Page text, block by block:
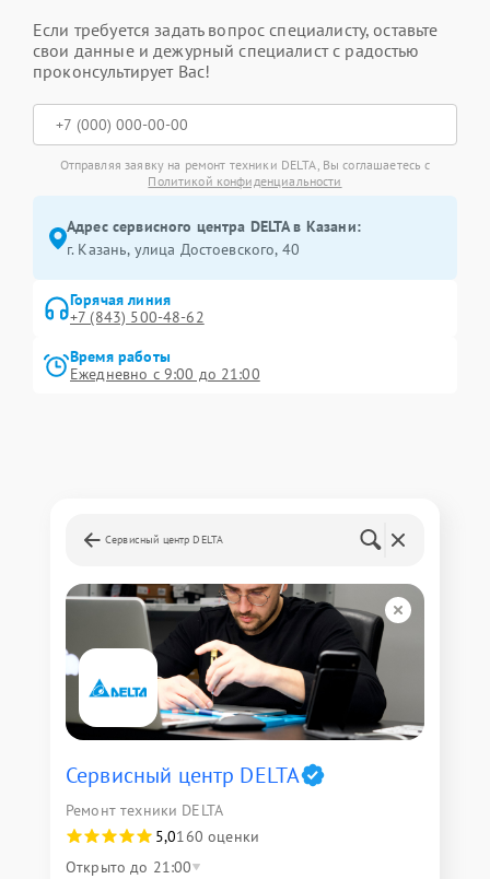
Если требуется задать вопрос специалисту, оставьте
свои данные и дежурный специалист с радостью
проконсультирует Вас!
Отправляя заявку на ремонт техники DELTA, Вы соглашаетесь с
Политикой конфиденциальности
Адрес сервисного центра DELTA в Казани:
г. Казань, улица Достоевского, 40
Горячая линия
+7 (843) 500-48-62
Время работы
Ежедневно с 9:00 до 21:00
Сервисный центр DELTA
Сервисный центр DELTA
Ремонт техники DELTA
5,0160 оценки
Открыто до 21:00